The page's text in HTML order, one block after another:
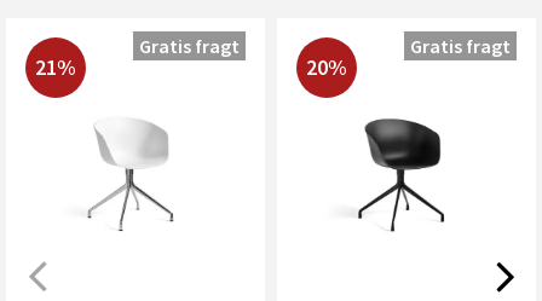
21%
Gratis fragt
20%
Gratis fragt